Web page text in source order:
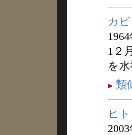
カ
1２
を
類
ヒ